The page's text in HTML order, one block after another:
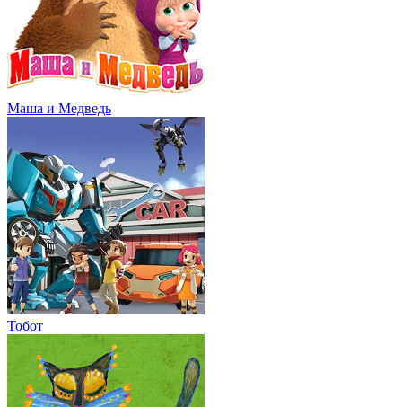
Маша и Медведь
Тобот